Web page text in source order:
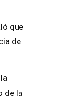
que
de
de la